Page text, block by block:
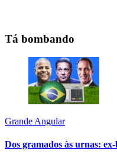
Tá bombando
Grande Angular
Dos gramados às urnas: